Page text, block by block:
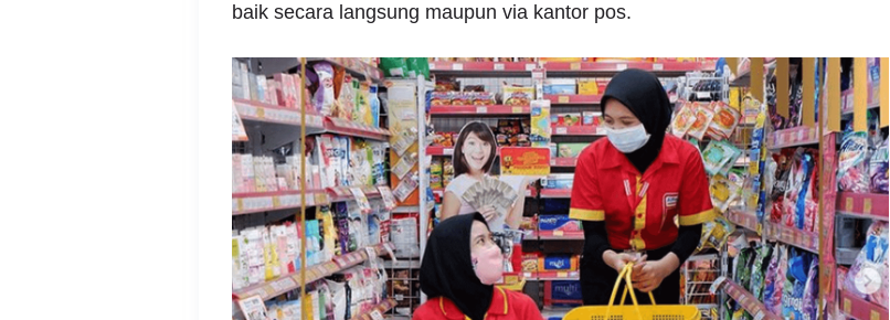
baik secara langsung maupun via kantor pos.